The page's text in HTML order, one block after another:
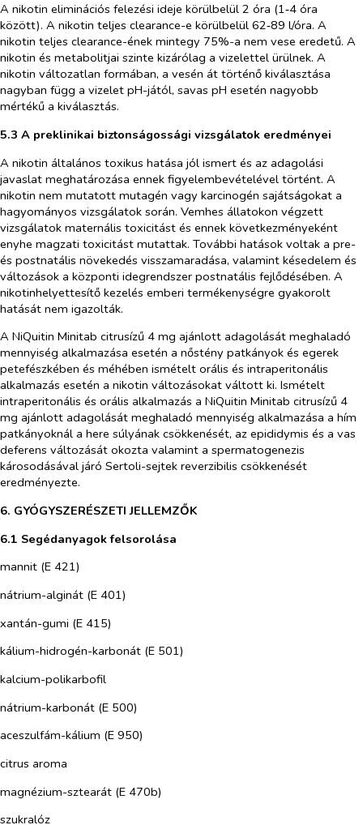
A nikotin eliminációs felezési ideje körülbelül 2 óra (1‑4 óra
között). A nikotin teljes clearance-e körülbelül 62‑89 l/óra. A
nikotin teljes clearance-ének mintegy 75%-a nem vese eredetű. A
nikotin és metabolitjai szinte kizárólag a vizelettel ürülnek. A
nikotin változatlan formában, a vesén át történő kiválasztása
nagyban függ a vizelet pH-jától, savas pH esetén nagyobb
mértékű a kiválasztás.
5.3 A preklinikai biztonságossági vizsgálatok eredményei
A nikotin általános toxikus hatása jól ismert és az adagolási
javaslat meghatározása ennek figyelembevételével történt. A
nikotin nem mutatott mutagén vagy karcinogén sajátságokat a
hagyományos vizsgálatok során. Vemhes állatokon végzett
vizsgálatok maternális toxicitást és ennek következményeként
enyhe magzati toxicitást mutattak. További hatások voltak a pre-
és postnatális növekedés visszamaradása, valamint késedelem és
változások a központi idegrendszer postnatális fejlődésében. A
nikotinhelyettesítő kezelés emberi termékenységre gyakorolt
hatását nem igazolták.
A NiQuitin Minitab citrusízű 4 mg ajánlott adagolását meghaladó
mennyiség alkalmazása esetén a nőstény patkányok és egerek
petefészkében és méhében ismételt orális és intraperitonális
alkalmazás esetén a nikotin változásokat váltott ki. Ismételt
intraperitonális és orális alkalmazás a NiQuitin Minitab citrusízű 4
mg ajánlott adagolását meghaladó mennyiség alkalmazása a hím
patkányoknál a here súlyának csökkenését, az epididymis és a vas
deferens változását okozta valamint a spermatogenezis
károsodásával járó Sertoli-sejtek reverzibilis csökkenését
eredményezte.
6. GYÓGYSZERÉSZETI JELLEMZŐK
6.1 Segédanyagok felsorolása
mannit (E 421)
nátrium-alginát (E 401)
xantán-gumi (E 415)
kálium-hidrogén-karbonát (E 501)
kalcium-polikarbofil
nátrium-karbonát (E 500)
aceszulfám-kálium (E 950)
citrus aroma
magnézium-sztearát (E 470b)
szukralóz